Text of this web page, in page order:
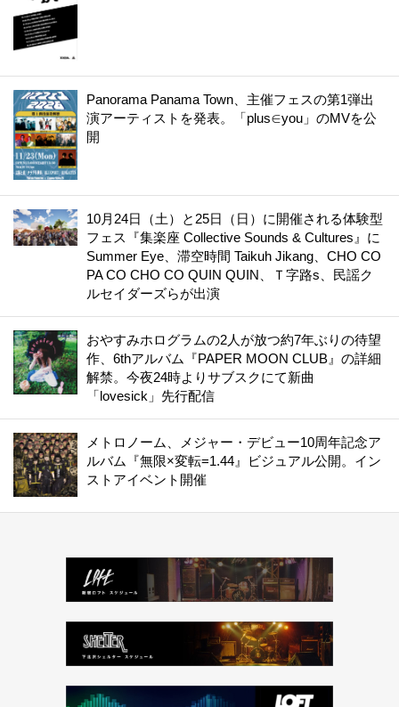
Panorama Panama Town、主催フェスの第1弾出
演アーティストを発表。「plus∈you」のMVを公
開
10月24日（土）と25日（日）に開催される体験型
フェス『集楽座 Collective Sounds & Cultures』に
Summer Eye、滞空時間 Taikuh Jikang、CHO CO
PA CO CHO CO QUIN QUIN、Ｔ字路s、民謡ク
ルセイダーズらが出演
おやすみホログラムの2人が放つ約7年ぶりの待望
作、6thアルバム『PAPER MOON CLUB』の詳細
解禁。今夜24時よりサブスクにて新曲
「lovesick」先行配信
メトロノーム、メジャー・デビュー10周年記念ア
ルバム『無限×変転=1.44』ビジュアル公開。イン
ストアイベント開催